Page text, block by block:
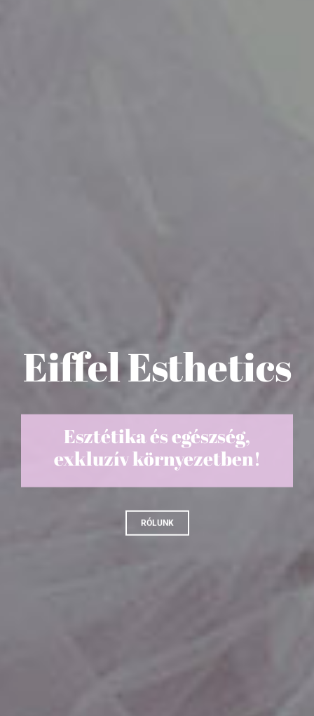
Szépség &
Egészség
Kihozzuk önből a
maximumot!